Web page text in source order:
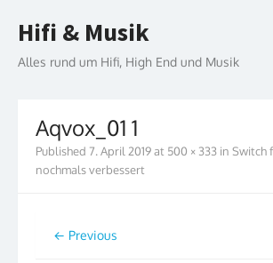
to
Hifi & Musik
Alles rund um Hifi, High End und Musik
Aqvox_01 1
Published 7. April 2019at 500 × 333 in Switch
nochmals verbessert
← Previous